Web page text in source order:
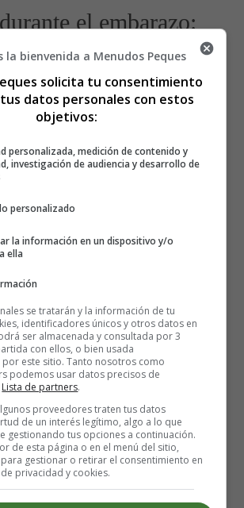
el embarazo:
Comparte tu lista con familiares y
que puedan acertar con el regalo que
necesitas ⇓⇓⇓
digestión:
en la pimienta de cayena
producción de varias enzimas que ayudan
utiliza como remedio natural para tratar
la bienvenida a Menudos Peques
solicita tu consentimiento
datos personales con estos
objetivos:
personalizada, medición de contenido y
investigación de audiencia y desarrollo de
personalizado
la información en un dispositivo y/o
ella
se tratarán y la información de tu
identificadores únicos y otros datos en
ser almacenada y consultada por 3
con ellos, o bien usada
por este sitio. Tanto nosotros como
podemos usar datos precisos de
Lista de partners.
proveedores traten tus datos
de un interés legítimo, algo a lo que
gestionando tus opciones a continuación.
de esta página o en el menú del sitio,
gestionar o retirar el consentimiento en
privacidad y cookies.